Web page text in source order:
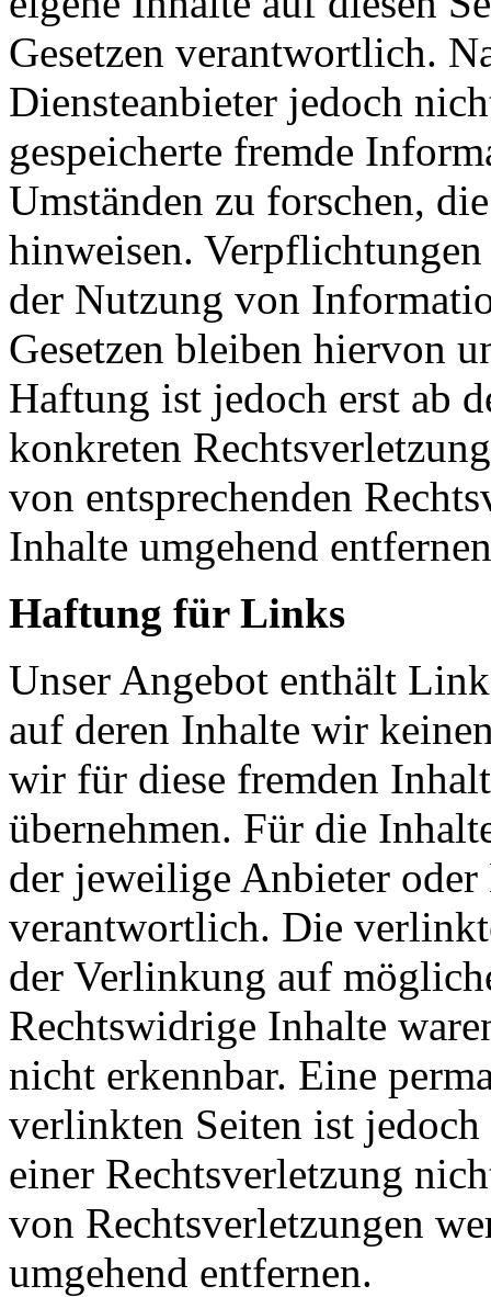
Gesetzen verantwortlich.
Diensteanbieter jedoch
gespeicherte fremde
Umständen zu forschen,
hinweisen.
der Nutzung von
Gesetzen bleiben hiervon
Haftung ist jedoch erst ab
konkreten
von entsprechenden
Inhalte umgehend
Haftung für Links
Unser Angebot enthält
auf deren Inhalte wir
wir für diese fremden
übernehmen. Für die
der jeweilige Anbieter oder
verantwortlich. Die
der Verlinkung auf
Rechtswidrige Inhalte
nicht erkennbar. Eine
verlinkten Seiten ist
einer Rechtsverletzung
von Rechtsverletzungen
umgehend entfernen.